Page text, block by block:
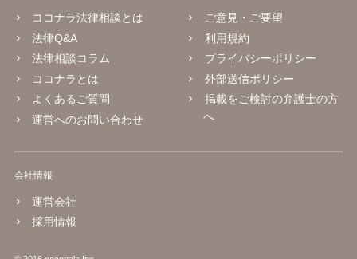
ココナラ法律相談とは
法律Q&A
法律相談コラム
ココナラとは
よくあるご質問
運営へのお問い合わせ
ご意見・ご要望
利用規約
プライバシーポリシー
外部送信ポリシー
掲載をご検討の弁護士の方
へ
会社情報
運営会社
採用情報